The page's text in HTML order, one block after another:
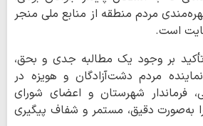
مردم منطقه از منابع ملی منجر
است.
بر وجود یک مطالبه جدی و بحق،
مردم دشت‌آزادگان و هویزه در
فرماندار شهرستان و اعضای شورای
به‌صورت دقیق، مستمر و شفاف پیگیری